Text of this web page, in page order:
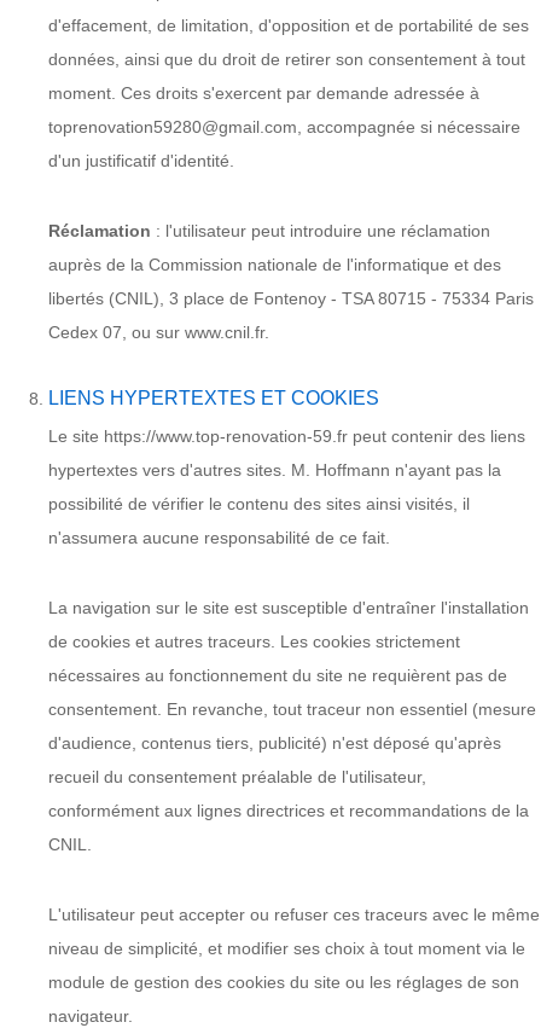
d'effacement, de limitation, d'opposition et de portabilité de ses
données, ainsi que du droit de retirer son consentement à tout
moment. Ces droits s'exercent par demande adressée à
toprenovation59280@gmail.com, accompagnée si nécessaire
d'un justificatif d'identité.
Réclamation : l'utilisateur peut introduire une réclamation
auprès de la Commission nationale de l'informatique et des
libertés (CNIL), 3 place de Fontenoy - TSA 80715 - 75334 Paris
Cedex 07, ou sur www.cnil.fr.
LIENS HYPERTEXTES ET COOKIES
Le site https://www.top-renovation-59.fr peut contenir des liens
hypertextes vers d'autres sites. M. Hoffmann n'ayant pas la
possibilité de vérifier le contenu des sites ainsi visités, il
n'assumera aucune responsabilité de ce fait.
La navigation sur le site est susceptible d'entraîner l'installation
de cookies et autres traceurs. Les cookies strictement
nécessaires au fonctionnement du site ne requièrent pas de
consentement. En revanche, tout traceur non essentiel (mesure
d'audience, contenus tiers, publicité) n'est déposé qu'après
recueil du consentement préalable de l'utilisateur,
conformément aux lignes directrices et recommandations de la
CNIL.
L'utilisateur peut accepter ou refuser ces traceurs avec le même
niveau de simplicité, et modifier ses choix à tout moment via le
module de gestion des cookies du site ou les réglages de son
navigateur.